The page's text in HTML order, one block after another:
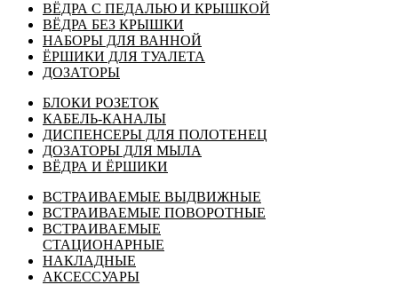
ВЁДРА С ПЕДАЛЬЮ И КРЫШКОЙ
ВЁДРА БЕЗ КРЫШКИ
НАБОРЫ ДЛЯ ВАННОЙ
ЁРШИКИ ДЛЯ ТУАЛЕТА
ДОЗАТОРЫ
БЛОКИ РОЗЕТОК
КАБЕЛЬ-КАНАЛЫ
ДИСПЕНСЕРЫ ДЛЯ ПОЛОТЕНЕЦ
ДОЗАТОРЫ ДЛЯ МЫЛА
ВЁДРА И ЁРШИКИ
ВСТРАИВАЕМЫЕ ВЫДВИЖНЫЕ
ВСТРАИВАЕМЫЕ ПОВОРОТНЫЕ
ВСТРАИВАЕМЫЕ
СТАЦИОНАРНЫЕ
НАКЛАДНЫЕ
АКСЕССУАРЫ